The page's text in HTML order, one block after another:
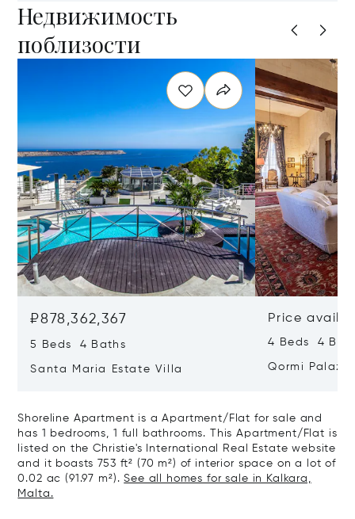
Недвижимость
поблизости
₽878,362,367
5 Beds 4 Baths
Santa Maria Estate Villa
Price
4 Beds 4
Qormi
Shoreline Apartment is a Apartment/Flat for sale and
has 1 bedrooms, 1 full bathrooms. This Apartment/Flat is
listed on the Christie's International Real Estate website
and it boasts 753 ft² (70 m²) of interior space on a lot of
0.02 ac (91.97 m²).See all homes for sale in Kalkara,
Malta.